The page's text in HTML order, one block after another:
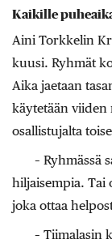
Kaikille
Aini Torkkelin
kuusi. Ryhmät
Aika jaetaan
käytetään
osallistujalta
– Ryhmässä
hiljaisempia. Tai
joka ottaa
– Tiimalasin